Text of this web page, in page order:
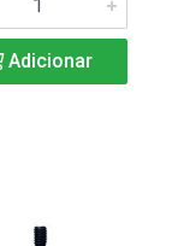
Adicionar